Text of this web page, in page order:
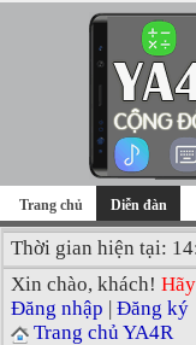
Trang chủ Diễn đàn
Thời gian hiện tại:
Xin chào, khách!
Đăng nhập | Đăng ký
Trang chủ YA4R